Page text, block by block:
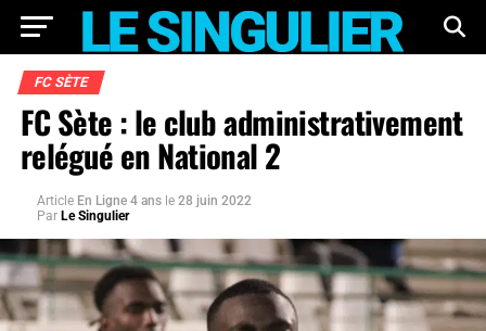
FC SÈTE
FC Sète : le club administrativement
relégué en National 2
Article En Ligne 4 ans le 28 juin 2022
Par Le Singulier